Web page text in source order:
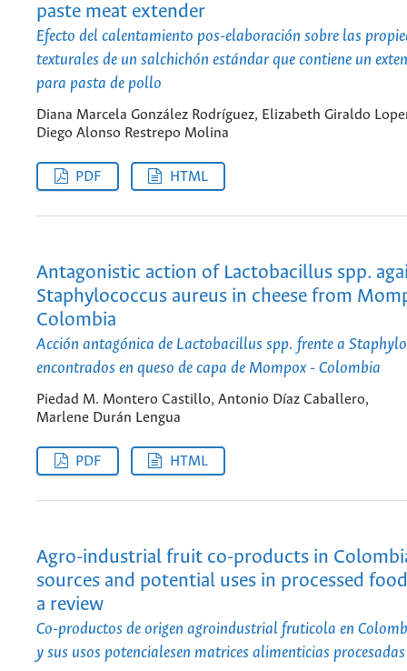
paste meat extender
Efecto del calentamiento pos-elaboración sobre las
texturales de un salchichón estándar que contiene un
para pasta de pollo
Diana Marcela González Rodríguez, Elizabeth Giraldo
Diego Alonso Restrepo Molina
PDF HTML
Antagonistic action of Lactobacillus spp.
Staphylococcus aureus in cheese from
Colombia
Acción antagónica de Lactobacillus spp. frente a
encontrados en queso de capa de Mompox - Colombia
Piedad M. Montero Castillo, Antonio Díaz Caballero,
Marlene Durán Lengua
PDF HTML
Agro-industrial fruit co-products in
sources and potential uses in processed
a review
Co-productos de origen agroindustrial fruticola en
y sus usos potencialesen matrices alimenticias procesadas